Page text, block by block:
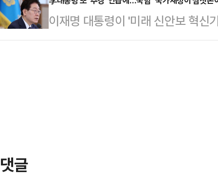
눈에는 부처가 보이고, 돼지 눈에는
이후 다른 게시물을 통해서도 "국
목 비틀어 강요하…
1·2위 기업들의 초대형 국내 투자
행보가 데드크로스 국면을 벗어날
이재명 대통령이 '미래 신안보 혁신
(GPU) 부족 문제를 해결하기 위해
댓글